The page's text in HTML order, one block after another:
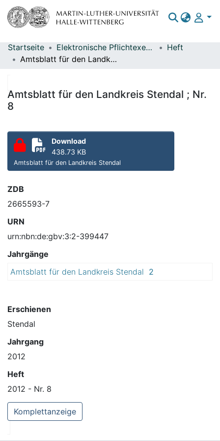
Bereiche & Sammlungen
Statistiken
Startseite Elektronische Pflichtexemplare
Heft
Amtsblatt für den Landkreis Stendal ; Nr. 8
Amtsblatt für den Landkreis Stendal ; Nr.
8
Download
438.73 KB
Amtsblatt für den Landkreis Stendal
ZDB
2665593-7
URN
urn:nbn:de:gbv:3:2-399447
Jahrgänge
Amtsblatt für den Landkreis Stendal 2
Erschienen
Stendal
Jahrgang
2012
Heft
2012 - Nr. 8
Komplettanzeige